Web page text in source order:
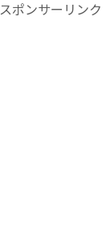
スポンサーリンク